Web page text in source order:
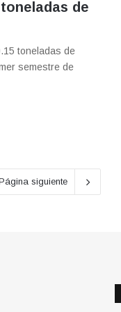
de
toneladas de
semestre de
siguiente